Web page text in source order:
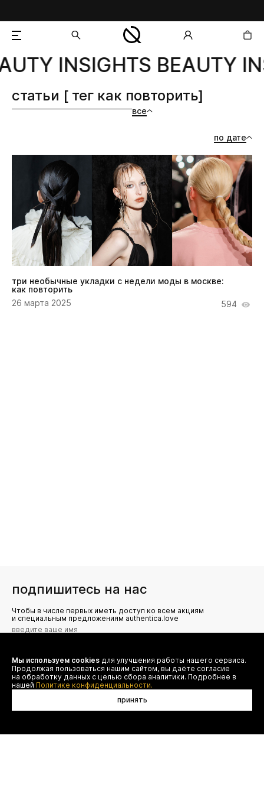
добавлен в корзину
INSIGHTS BEAUTY
все
статьи [ тег как повторить]
по дате
три необычные укладки с недели моды в москве:
как повторить
26 марта 2025
594
подпишитесь на нас
Чтобы в числе первых иметь доступ ко всем акциям
и специальным предложениям authentica.love
Я даю согласие на сбор, обработку и хранение моих
персональных данных (имя, email, телефон) для получения
рекламных и информационных рассылок от ООО 'БТ
Юнайтед', а также ознакомлен(а) с
Политикой конфиденциальности
Мы используем cookies для улучшения работы нашего сервиса.
Продолжая пользоваться нашим сайтом, вы даёте согласие
на обработку данных с целью сбора аналитики. Подробнее в
нашей Политике конфиденциальности.
принять